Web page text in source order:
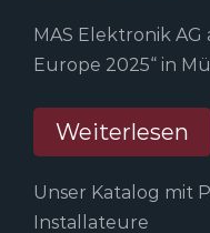
MAS Elektronik AG
Europe 2025“ in
Weiterlesen
Unser Katalog mit
Installateure